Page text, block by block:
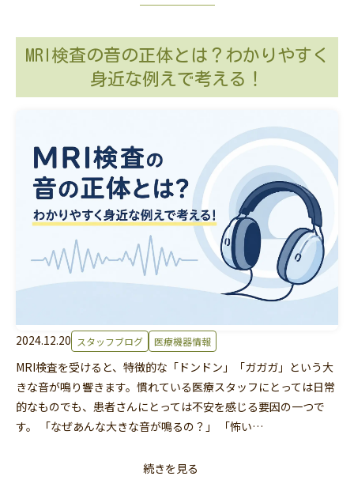
MRI検査の音の正体とは？わかりやすく
身近な例えで考える！
2024.12.20 スタッフブログ 医療機器情報
MRI検査を受けると、特徴的な「ドンドン」「ガガガ」という大
きな音が鳴り響きます。慣れている医療スタッフにとっては日常
的なものでも、患者さんにとっては不安を感じる要因の一つで
す。 「なぜあんな大きな音が鳴るの？」 「怖い…
続きを見る